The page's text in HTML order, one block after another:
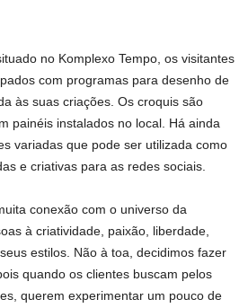
no Komplexo Tempo, os visitantes
com programas para desenho de
às suas criações. Os croquis são
painéis instalados no local. Há ainda
variadas que pode ser utilizada como
e criativas para as redes sociais.
conexão com o universo da
à criatividade, paixão, liberdade,
estilos. Não à toa, decidimos fazer
quando os clientes buscam pelos
querem experimentar um pouco de